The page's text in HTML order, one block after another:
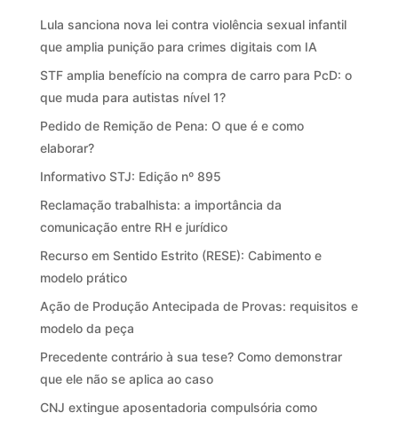
Lula sanciona nova lei contra violência sexual infantil
que amplia punição para crimes digitais com IA
STF amplia benefício na compra de carro para PcD: o
que muda para autistas nível 1?
Pedido de Remição de Pena: O que é e como
elaborar?
Informativo STJ: Edição nº 895
Reclamação trabalhista: a importância da
comunicação entre RH e jurídico
Recurso em Sentido Estrito (RESE): Cabimento e
modelo prático
Ação de Produção Antecipada de Provas: requisitos e
modelo da peça
Precedente contrário à sua tese? Como demonstrar
que ele não se aplica ao caso
CNJ extingue aposentadoria compulsória como